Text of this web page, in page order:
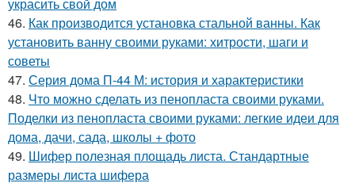
украсить свой дом
46. Как производится установка стальной ванны. Как
установить ванну своими руками: хитрости, шаги и
советы
47. Серия дома П-44 М: история и характеристики
48. Что можно сделать из пенопласта своими руками.
Поделки из пенопласта своими руками: легкие идеи для
дома, дачи, сада, школы + фото
49. Шифер полезная площадь листа. Стандартные
размеры листа шифера